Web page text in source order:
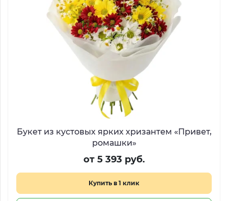
Букет из кустовых ярких хризантем «Привет,
ромашки»
от 5 393 руб.
Купить в 1 клик